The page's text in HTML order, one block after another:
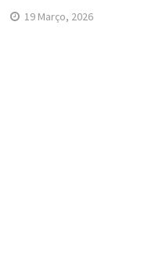
19 Março, 2026